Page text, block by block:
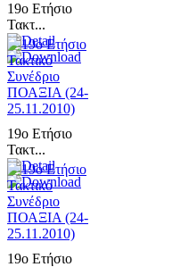
19ο Ετήσιο
Τακτ...
19ο Ετήσιο
Τακτ...
19ο Ετήσιο